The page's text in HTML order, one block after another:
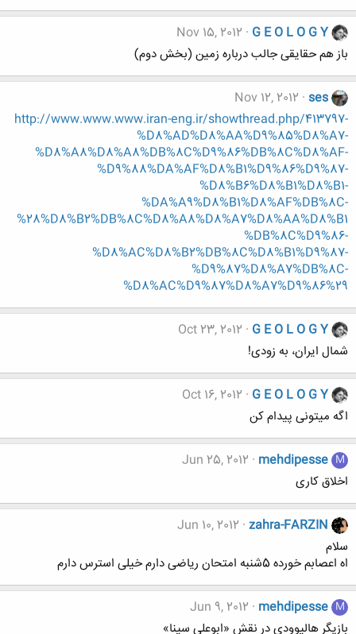
G E O L O G Y
Nov 15, 2012
باز هم حقایقی جالب درباره زمین (بخش دوم)
ses
Nov 12, 2012
http://www.www.www.iran-eng.ir/showthread.php/413797-
%D8%AD%D8%AA%D9%85%D8%A7-
%D8%A8%D8%A8%DB%8C%D9%86%DB%8C%D8%AF-
%D9%88%DA%AF%D8%B1%D9%86%D9%87-
%D8%B6%D8%B1%D8%B1-
%DA%A9%D8%B1%D8%AF%DB%8C-
%28%D8%B2%DB%8C%D8%A8%D8%A7%D8%AA%D8%B1
%DB%8C%D9%86-
%D8%AC%D8%B2%DB%8C%D8%B1%D9%87-
%D9%87%D8%A7%DB%8C-
%D8%AC%D9%87%D8%A7%D9%86%29
G E O L O G Y
Oct 23, 2012
شمال ایران، به زودی!
G E O L O G Y
Oct 16, 2012
اگه میتونی پیدام کن
M
mehdipesse
Jun 25, 2012
اخلاق کاری
zahra-FARZIN
Jun 10, 2012
سلام
اه اعصابم خورده 5شنبه امتحان ریاضی دارم خیلی استرس دارم
M
mehdipesse
Jun 9, 2012
بازیگر هالیوودی در نقش «ابوعلي سينا»